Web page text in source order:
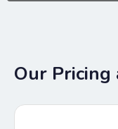
Our Pricing